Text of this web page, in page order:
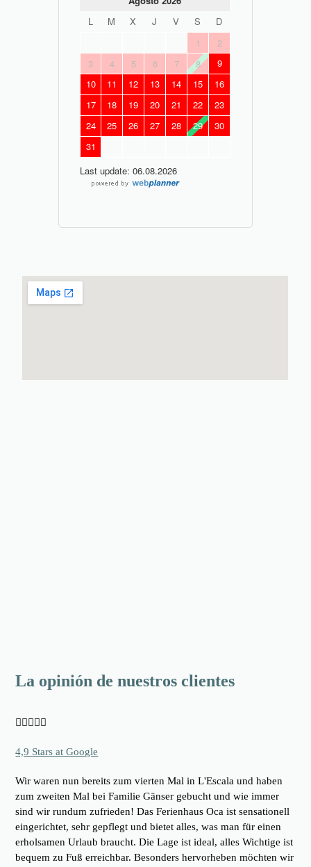
La opinión de nuestros clientes
    
4,9 Stars at Google
Wir waren nun bereits zum vierten Mal in L'Escala und haben
zum zweiten Mal bei Familie Gänser gebucht und wie immer
sind wir rundum zufrieden! Das Ferienhaus Oca ist sensationell
eingerichtet, sehr gepflegt und bietet alles, was man für einen
erholsamen Urlaub braucht. Die Lage ist ideal, alles Wichtige ist
bequem zu Fuß erreichbar. Besonders hervorheben möchten wir